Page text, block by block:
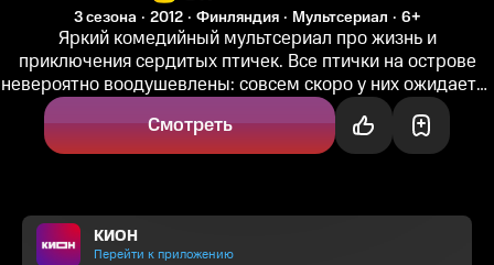
3 сезона 2012 Финляндия Мультсериал 6+
Яркий комедийный мультсериал про жизнь и
приключения сердитых птичек. Все птички на острове
невероятно воодушевлены: совсем скоро у них ожидается
пополнение. Ну а пока нужно...
Смотреть
КИОН
Перейти к приложению